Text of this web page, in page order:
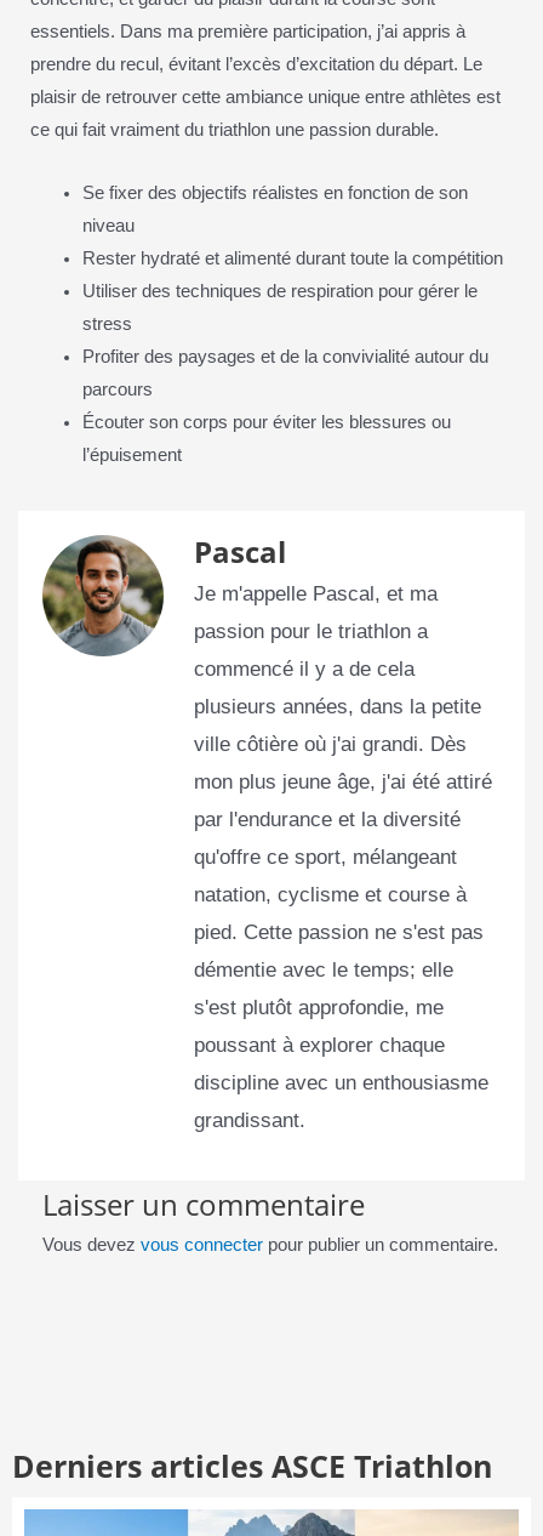
essentiels. Dans ma première participation, j’ai appris à
prendre du recul, évitant l’excès d’excitation du départ. Le
plaisir de retrouver cette ambiance unique entre athlètes est
ce qui fait vraiment du triathlon une passion durable.
Se fixer des objectifs réalistes en fonction de son
niveau
Rester hydraté et alimenté durant toute la compétition
Utiliser des techniques de respiration pour gérer le
stress
Profiter des paysages et de la convivialité autour du
parcours
Écouter son corps pour éviter les blessures ou
l’épuisement
Pascal
Je m'appelle Pascal, et ma
passion pour le triathlon a
commencé il y a de cela
plusieurs années, dans la petite
ville côtière où j'ai grandi. Dès
mon plus jeune âge, j'ai été attiré
par l'endurance et la diversité
qu'offre ce sport, mélangeant
natation, cyclisme et course à
pied. Cette passion ne s'est pas
démentie avec le temps; elle
s'est plutôt approfondie, me
poussant à explorer chaque
discipline avec un enthousiasme
grandissant.
Laisser un commentaire
Vous devez vous connecterpour publier un commentaire.
Derniers articles ASCE Triathlon